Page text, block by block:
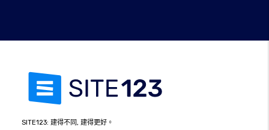
SITE123: 建得不同, 建得更好。